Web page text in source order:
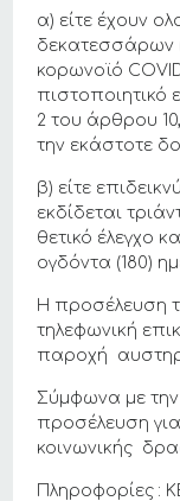
α) είτε έχουν
δεκατεσσάρων
κορωνοϊό
2 του άρθρου
την εκάστοτε
β) είτε
εκδίδεται
θετικό έλεγχο
ογδόντα (180)
Η προσέλευση
τηλεφωνική
παροχή
Σύμφωνα με την
προσέλευση
κοινωνικής
Πληροφορίες :